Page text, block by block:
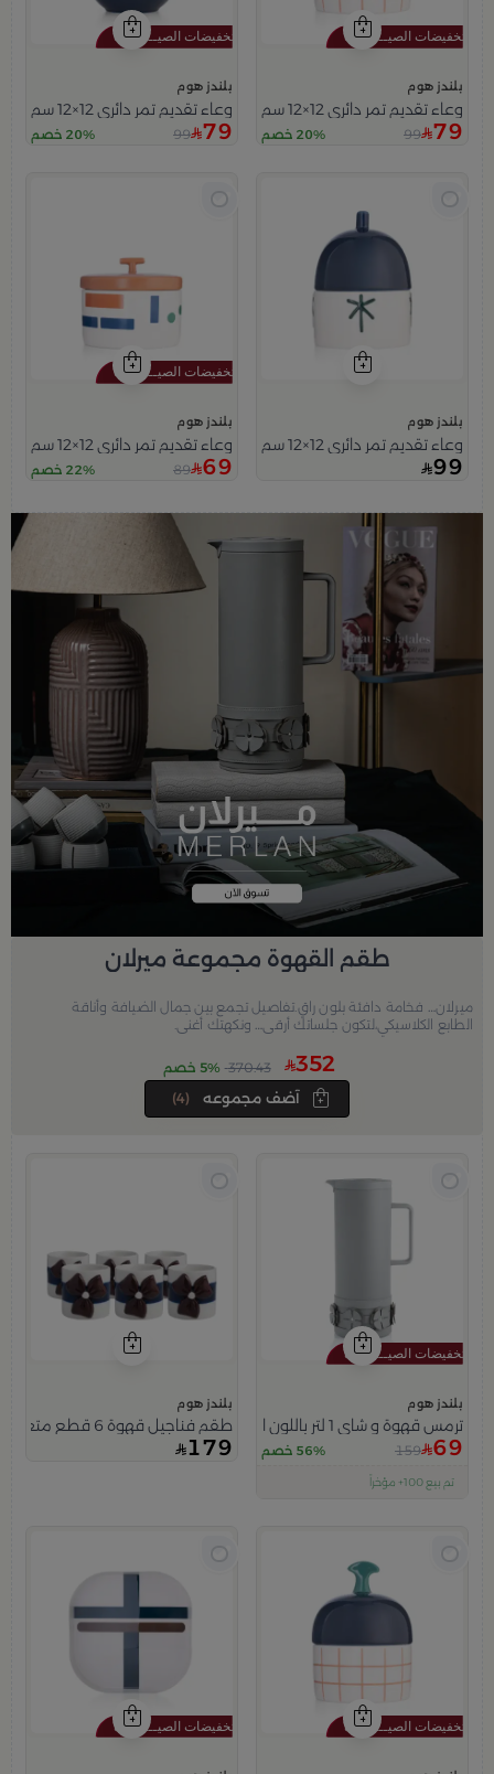
بلندز هوم
وعاء تقديم تمر دائري 12×12 سم أبيض وأزرق من الخزف الحجري بنقش شبكي من ميرلان
79
99 20% خصم
بلندز هوم
وعاء تقديم تمر دائري 12×12 سم متعدد الألوان من الخزف الحجري بتصميم ثمرة البلوط من ميرلان
79
99 20% خصم
بلندز هوم
وعاء تقديم تمر دائري 12×12 سم أبيض وأزرق من الخزف الحجري بنقش نخلة من ميرلان
99
بلندز هوم
وعاء تقديم تمر دائري 12×12 سم متعدد الألوان من الخزف الحجري بطباعة هندسية من ميرلان
69
89 22% خصم
طقم القهوة مجموعة ميرلان
ميرلان… فخامة دافئة بلون راقٍ.تفاصيل تجمع بين جمال الضيافة وأناقة
الطابع الكلاسيكي،لتكون جلساتك أرقى… ونكهتك أغنى.
352
370.43 5% خصم
(4)
بلندز هوم
ترمس قهوة و شاي 1 لتر باللون الرمادي من ميرلان
69
159 56% خصم
اقل سعر في 30 يوم
بلندز هوم
طقم فناجيل قهوة 6 قطع متعدد الألوان من ميرلان
179